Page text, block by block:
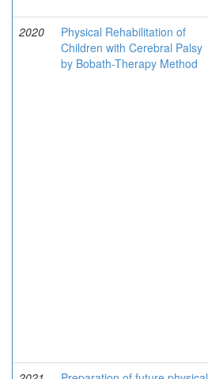
2020
Physical Rehabilitation of
Children with Cerebral Palsy
by Bobath-Therapy Method